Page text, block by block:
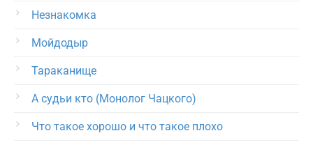
Незнакомка
Мойдодыр
Тараканище
А судьи кто (Монолог Чацкого)
Что такое хорошо и что такое плохо